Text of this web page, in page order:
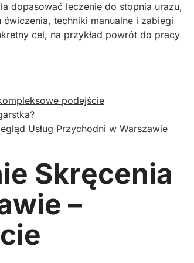
dopasować leczenie do stopnia urazu,
techniki manualne i zabiegi
cel, na przykład powrót do pracy
podejście
Usług Przychodni w Warszawie
Skręcenia
–